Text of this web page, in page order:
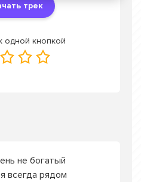
трек
одной кнопкой
не богатый
всегда рядом